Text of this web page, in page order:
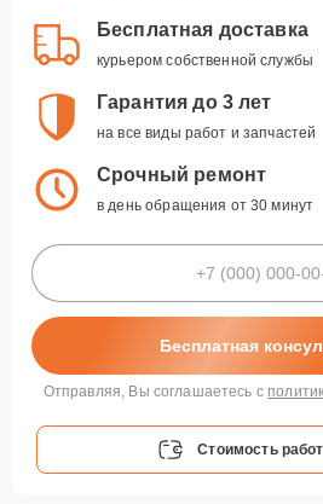
Бесплатная доставка
курьером собственной службы
Гарантия до 3 лет
на все виды работ и запчастей
Срочный ремонт
в день обращения от 30 минут
Бесплатная
Отправляя, Вы соглашаетесь с
Стоимость работ